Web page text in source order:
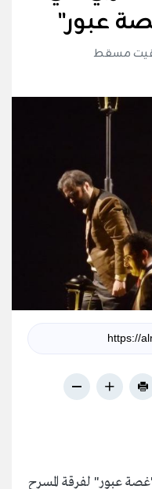
عبور"
عبور" لفرقة المسرح